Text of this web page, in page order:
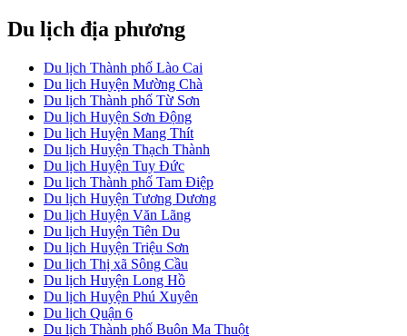
Du lịch địa phương
Du lịch Thành phố Lào Cai
Du lịch Huyện Mường Chà
Du lịch Thành phố Từ Sơn
Du lịch Huyện Sơn Động
Du lịch Huyện Mang Thít
Du lịch Huyện Thạch Thành
Du lịch Huyện Tuy Đức
Du lịch Thành phố Tam Điệp
Du lịch Huyện Tương Dương
Du lịch Huyện Văn Lãng
Du lịch Huyện Tiên Du
Du lịch Huyện Triệu Sơn
Du lịch Thị xã Sông Cầu
Du lịch Huyện Long Hồ
Du lịch Huyện Phú Xuyên
Du lịch Quận 6
Du lịch Thành phố Buôn Ma Thuột